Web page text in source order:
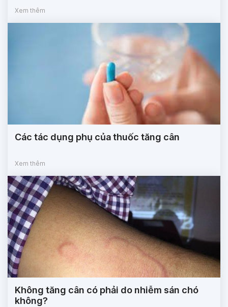
Xem thêm
Các tác dụng phụ của thuốc tăng cân
Xem thêm
Không tăng cân có phải do nhiễm sán chó
không?